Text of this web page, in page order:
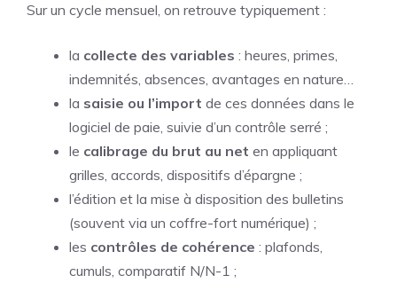
Sur un cycle mensuel, on retrouve typiquement :
la collecte des variables : heures, primes,
indemnités, absences, avantages en nature…
la saisie ou l’import de ces données dans le
logiciel de paie, suivie d’un contrôle serré ;
le calibrage du brut au net en appliquant
grilles, accords, dispositifs d’épargne ;
l’édition et la mise à disposition des bulletins
(souvent via un coffre-fort numérique) ;
les contrôles de cohérence : plafonds,
cumuls, comparatif N/N-1 ;